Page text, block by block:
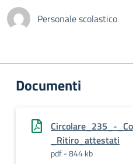
Personale scolastico
Documenti
Circolare_235_-
_Ritiro_attestati
pdf - 844 kb